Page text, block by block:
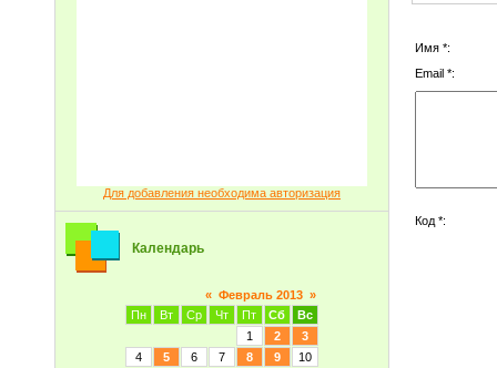
Для добавления необходима авторизация
Календарь
« Февраль 2013 »
Пн
Вт Ср Чт Пт Сб
Вс
1
2
3
4
5 6 7 8 9
10
Имя *:
Email *:
Код *: